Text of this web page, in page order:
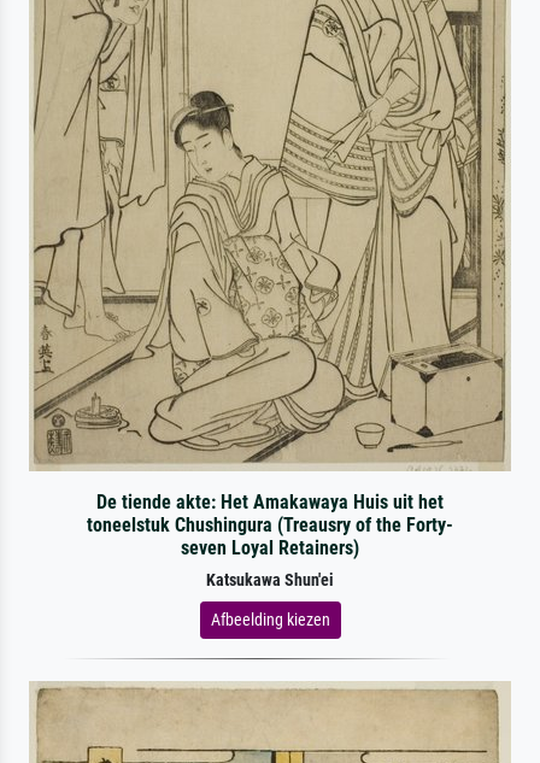
De tiende akte: Het Amakawaya Huis uit het
toneelstuk Chushingura (Treausry of the Forty-
seven Loyal Retainers)
Katsukawa Shun'ei
Afbeelding kiezen